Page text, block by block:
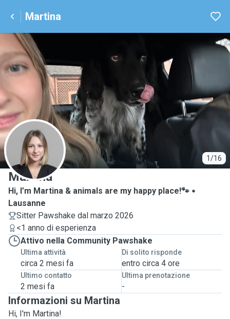
Martina
1/16
M
Martina
Hi, I’m Martina & animals are my happy place!🐾
Lausanne
Sitter Pawshake dal marzo 2026
<1 anno di esperienza
Attivo nella Community Pawshake
Ultima attività
circa 2 mesi fa
Di solito risponde
entro circa 4 ore
Ultimo contatto
2 mesi fa
Ultima prenotazione
-
Informazioni su Martina
Hi, I'm Martina!